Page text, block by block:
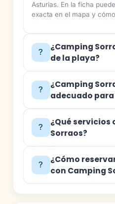
Asturias. En la ficha
exacta en el mapa y
¿Camping
de la playa?
¿Camping
adecuado
¿Qué servicios
Sorraos?
¿Cómo
con Camping